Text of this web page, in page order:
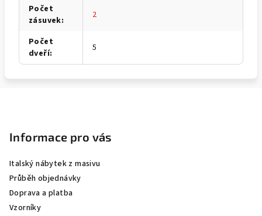
Počet
zásuvek: 2
Počet
dveří: 5
Informace pro vás
Italský nábytek z masivu
Průběh objednávky
Doprava a platba
Vzorníky